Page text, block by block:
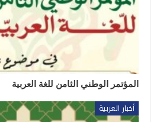
المؤتمر الوطني الثامن للغة العربية
أخبار العربية